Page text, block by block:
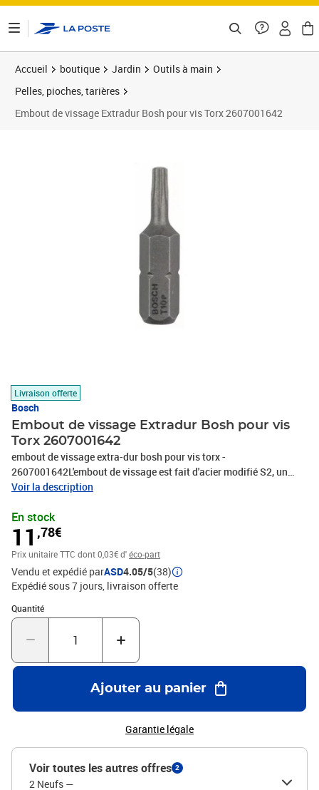
Accueil boutique Jardin
Outils à main
Pelles, pioches, tarières
Embout de vissage Extradur Bosh pour vis Torx 2607001642
Livraison offerte
Bosch
Embout de vissage Extradur Bosh pour vis
Torx 2607001642
embout de vissage extra-dur bosh pour vis torx -
2607001642L'embout de vissage est fait d'acier modifié S2, un
processus de traitement thermique optimisé confère à l'embout
soit la tâche. La zone de torsion conique de l'embout absorbe la
force et les vibrations du vissage, ce qui améliore l'absorption des
pics de couple. De plus, l'embout est doté d'une queue hexagonale
1/4'' pour un vissage universel avec les visseuses et perceuses-
visseuses. Caractéristiques techniques :Type de métal : Acier
modifié S2Zone de torsion conique pour l'amélioration
d'absorption des pics de couple
Voir la description
En stock
11 ,78€
Prix unitaire TTC dont 0,03€ d'éco-part
Vendu et expédié parASD4.05/5(38)
Expédié sous 7 jours livraison offerte
Quantité
Quantité : 1
Ajouter au panier
Garantie légale
Voir toutes les autres offres 2
2 Neufs —